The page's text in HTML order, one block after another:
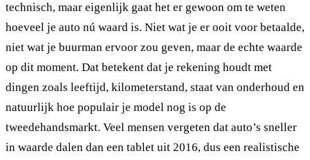
technisch, maar eigenlijk gaat het er gewoon om te weten
hoeveel je auto nú waard is. Niet wat je er ooit voor betaalde,
niet wat je buurman ervoor zou geven, maar de echte waarde
op dit moment. Dat betekent dat je rekening houdt met
dingen zoals leeftijd, kilometerstand, staat van onderhoud en
natuurlijk hoe populair je model nog is op de
tweedehandsmarkt. Veel mensen vergeten dat auto’s sneller
in waarde dalen dan een tablet uit 2016, dus een realistische